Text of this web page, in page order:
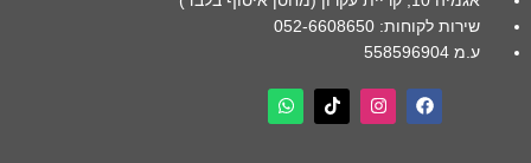
שירות לקוחות: 052-6608650
ע.מ 558596904